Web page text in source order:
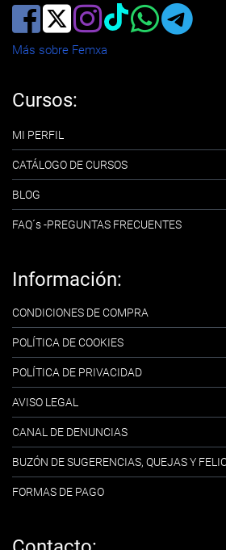
Más sobre Femxa
Cursos:
MI PERFIL
CATÁLOGO DE CURSOS
BLOG
FAQ´s -PREGUNTAS FRECUENTES
Información:
CONDICIONES DE COMPRA
POLÍTICA DE COOKIES
POLÍTICA DE PRIVACIDAD
AVISO LEGAL
CANAL DE DENUNCIAS
BUZÓN DE SUGERENCIAS, QUEJAS Y
FORMAS DE PAGO